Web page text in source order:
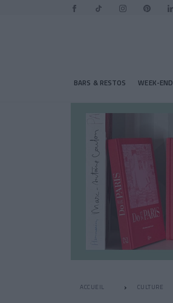
BARS & RESTOS WEEK-END
ACCUEIL CULTURE